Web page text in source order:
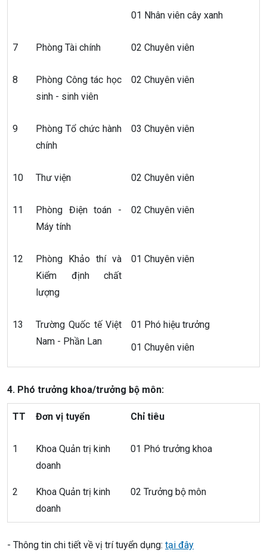
01 Nhân viên cây xanh
7 Phòng Tài chính 02 Chuyên viên
8
Phòng Công tác học
sinh - sinh viên
02 Chuyên viên
9
Phòng Tổ chức hành
chính
03 Chuyên viên
10 Thư viện 02 Chuyên viên
11
Phòng Điện toán -
Máy tính
02 Chuyên viên
12
Phòng Khảo thí và
Kiểm định chất
lượng
01 Chuyên viên
13
Trường Quốc tế Việt
Nam - Phần Lan
01 Phó hiệu trưởng
01 Chuyên viên
4. Phó trưởng khoa/trưởng bộ môn:
TT Đơn vị tuyển Chỉ tiêu
1
Khoa Quản trị kinh
doanh
01 Phó trưởng khoa
2
Khoa Quản trị kinh
doanh
02 Trưởng bộ môn
- Thông tin chi tiết về vị trí tuyển dụng: tại đây